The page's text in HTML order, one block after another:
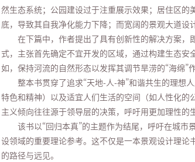
然生态系统；公园建设过于注重展示效果；居住区
底，导致其自我净化能力下降；而宽阔的景观大道设
在下篇中，作者提出了具有创新性的解决方案，
式，主张首先确定不宜开发的区域，通过构建生态
如，保持河流的自然形态以发挥其调节旱涝的“海绵
整本书贯穿了追求“天地-人-神”和谐共生的理想
特色和精神）以及适宜人们生活的空间（如人性化
主义倾向往往源于领导层的决策，呼吁用更加理性的
该书以“回归本真”的主题作为结尾，呼吁在城
设领域的重要理论参考。这不仅是一本景观设计理
的路径与远见。